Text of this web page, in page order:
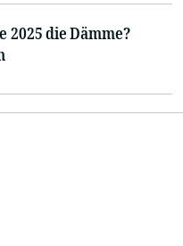
2025 die Dämme?